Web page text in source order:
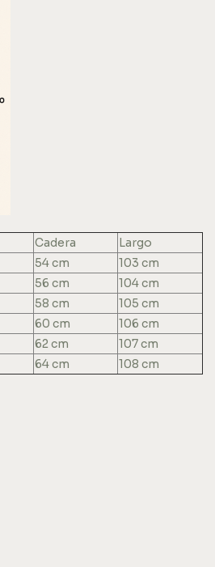
Cadera
Largo
54 cm
103 cm
56 cm
104 cm
58 cm
105 cm
60 cm
106 cm
62 cm
107 cm
64 cm 108 cm